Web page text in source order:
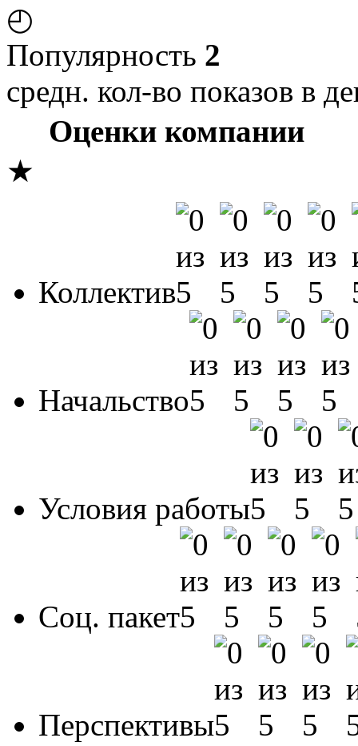
◴
Популярность 2
средн. кол-во показов в
Оценки компании
★
Коллектив
Начальство
Условия работы
Соц. пакет
Перспективы